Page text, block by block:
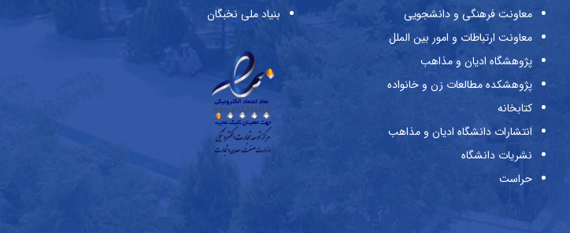
معاونت فرهنگی و دانشجویی
معاونت ارتباطات و امور بین الملل
پژوهشگاه ادیان و مذاهب
پژوهشکده مطالعات زن و خانواده
کتابخانه
انتشارات دانشگاه ادیان و مذاهب
نشریات دانشگاه
حراست
بنیاد ملی نخبگان